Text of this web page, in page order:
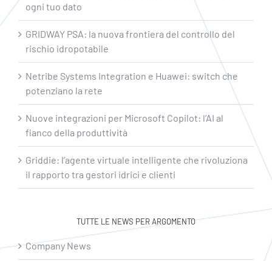
ogni tuo dato
GRIDWAY PSA: la nuova frontiera del controllo del
rischio idropotabile
Netribe Systems Integration e Huawei: switch che
potenziano la rete
Nuove integrazioni per Microsoft Copilot: l’AI al
fianco della produttività
Griddie: l’agente virtuale intelligente che rivoluziona
il rapporto tra gestori idrici e clienti
TUTTE LE NEWS PER ARGOMENTO
Company News